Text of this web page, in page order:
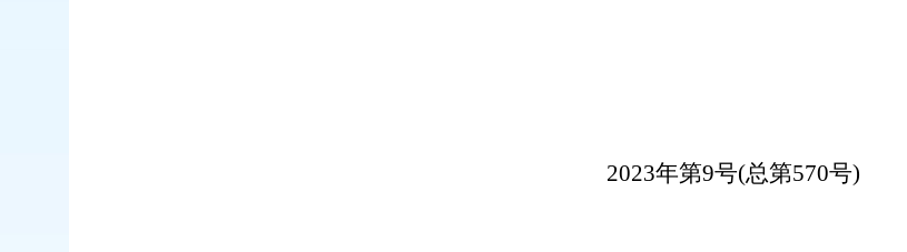
2023年第9号(总第570号)